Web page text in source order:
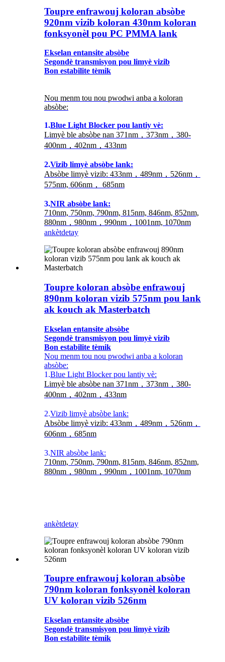
Toupre enfrawouj koloran absòbe
920nm vizib koloran 430nm koloran
fonksyonèl pou PC PMMA lank
Ekselan entansite absòbe
Segondè transmisyon pou limyè vizib
Bon estabilite tèmik
Nou menm tou nou pwodwi anba a koloran
absòbe:
1.Blue Light Blocker pou lantiy vè:
Limyè ble absòbe nan 371nm，373nm，380-
400nm，402nm，433nm
2.Vizib limyè absòbe lank:
Absòbe limyè vizib: 433nm，489nm，526nm，
575nm, 606nm， 685nm
3.NIR absòbe lank:
710nm, 750nm, 790nm, 815nm, 846nm, 852nm,
880nm，980nm，990nm，1001nm, 1070nm
ankètdetay
Toupre koloran absòbe enfrawouj
890nm koloran vizib 575nm pou lank
ak kouch ak Masterbatch
Ekselan entansite absòbe
Segondè transmisyon pou limyè vizib
Bon estabilite tèmik
Nou menm tou nou pwodwi anba a koloran
absòbe:
1.Blue Light Blocker pou lantiy vè:
Limyè ble absòbe nan 371nm，373nm，380-
400nm，402nm，433nm
2.Vizib limyè absòbe lank:
Absòbe limyè vizib: 433nm，489nm，526nm，
606nm，685nm
3.NIR absòbe lank:
710nm, 750nm, 790nm, 815nm, 846nm, 852nm,
880nm，980nm，990nm，1001nm, 1070nm
ankètdetay
Toupre enfrawouj koloran absòbe
790nm koloran fonksyonèl koloran
UV koloran vizib 526nm
Ekselan entansite absòbe
Segondè transmisyon pou limyè vizib
Bon estabilite tèmik